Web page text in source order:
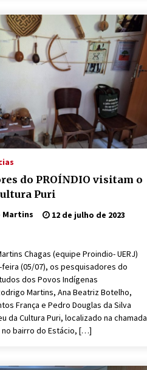
do PROÍNDIO visitam o
Puri
Martins
12 de julho de 2023
Chagas (equipe Proindio- UERJ)
feira (05/07), os pesquisadores do
dos Povos Indígenas
Martins, Ana Beatriz Botelho,
França e Pedro Douglas da Silva
da Cultura Puri, localizado na chamada
no bairro do Estácio, […]